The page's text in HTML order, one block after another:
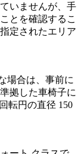
いませんが、手
とを確認するこ
定されたエリア
場合は、事前に
拠した車椅子に
転円の直径 150